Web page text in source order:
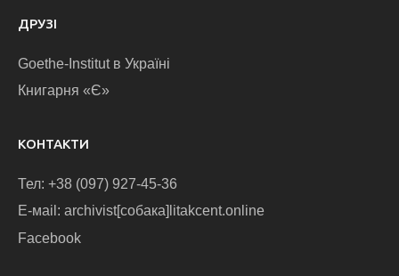
ДРУЗІ
Goethe-Institut в Україні
Книгарня «Є»
КОНТАКТИ
Тел: +38 (097) 927-45-36
E-маіl: archivist[собака]litakcent.online
Facebook